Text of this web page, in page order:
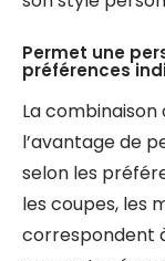
Permet une
préférences
La
l’avantage de
selon les
les coupes, les
correspondent